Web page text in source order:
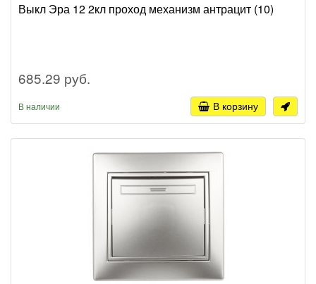
Выкл Эра 12 2кл проход механизм антрацит (10)
685.29 руб.
В наличии В корзину